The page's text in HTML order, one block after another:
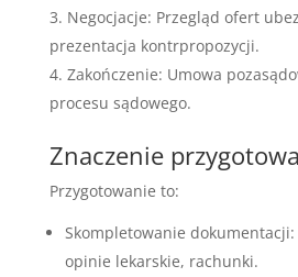
Negocjacje: Przegląd ofert
prezentacja kontrpropozycji.
Zakończenie: Umowa
procesu sądowego.
Znaczenie
Przygotowanie to:
Skompletowanie
opinie lekarskie, rachunki.